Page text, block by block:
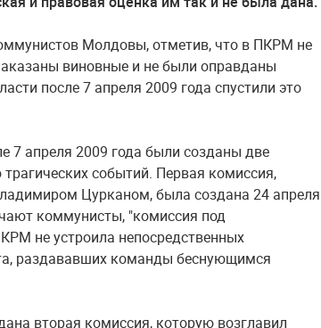
Молдовы, отметив, что в ПКРМ не
виновные и не были оправданы
после 7 апреля 2009 года спустили это
7 апреля 2009 года были созданы две
событий. Первая комиссия,
Цурканом, была создана 24 апреля
коммунисты, "комиссия под
не устроила непосредственных
раздававших команды беснующимся
вторая комиссия, которую возглавил